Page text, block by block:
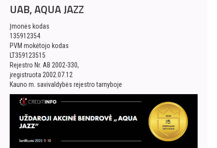
UAB, AQUA JAZZ
Įmonės kodas
135912354
PVM mokėtojo kodas
LT359123515
Rejestro Nr. AB 2002-330,
įregistruota 2002.07.12
Kauno m. savivaldybės rejestro tarnyboje